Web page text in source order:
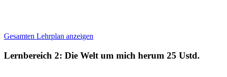
Gesamten Lehrplan anzeigen
Lernbereich 2: Die Welt um mich herum 25 Ustd.